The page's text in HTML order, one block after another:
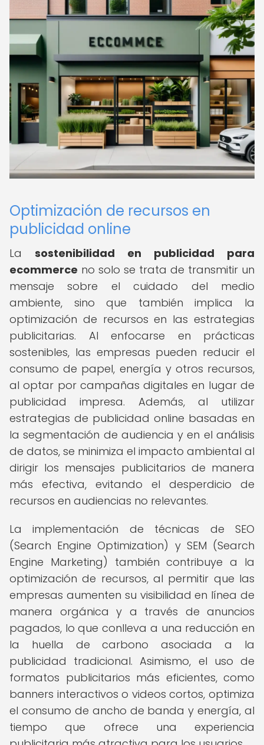
Optimización de recursos en
publicidad online
La sostenibilidad en publicidad para
ecommerce no solo se trata de transmitir un
mensaje sobre el cuidado del medio
ambiente, sino que también implica la
optimización de recursos en las estrategias
publicitarias. Al enfocarse en prácticas
sostenibles, las empresas pueden reducir el
consumo de papel, energía y otros recursos,
al optar por campañas digitales en lugar de
publicidad impresa. Además, al utilizar
estrategias de publicidad online basadas en
la segmentación de audiencia y en el análisis
de datos, se minimiza el impacto ambiental al
dirigir los mensajes publicitarios de manera
más efectiva, evitando el desperdicio de
recursos en audiencias no relevantes.
La implementación de técnicas de SEO
(Search Engine Optimization) y SEM (Search
Engine Marketing) también contribuye a la
optimización de recursos, al permitir que las
empresas aumenten su visibilidad en línea de
manera orgánica y a través de anuncios
pagados, lo que conlleva a una reducción en
la huella de carbono asociada a la
publicidad tradicional. Asimismo, el uso de
formatos publicitarios más eficientes, como
banners interactivos o videos cortos, optimiza
el consumo de ancho de banda y energía, al
tiempo que ofrece una experiencia